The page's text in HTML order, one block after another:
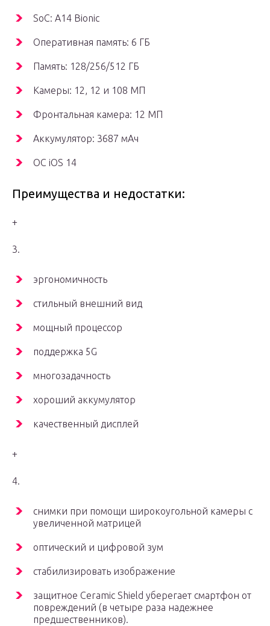
SoC: A14 Bionic
Оперативная память: 6 ГБ
Память: 128/256/512 ГБ
Камеры: 12, 12 и 108 МП
Фронтальная камера: 12 МП
Аккумулятор: 3687 мАч
ОС iOS 14
Преимущества и недостатки:
+
3.
эргономичность
стильный внешний вид
мощный процессор
поддержка 5G
многозадачность
хороший аккумулятор
качественный дисплей
+
4.
снимки при помощи широкоугольной камеры с
увеличенной матрицей
оптический и цифровой зум
стабилизировать изображение
защитное Ceramic Shield уберегает смартфон от
повреждений (в четыре раза надежнее
предшественников).